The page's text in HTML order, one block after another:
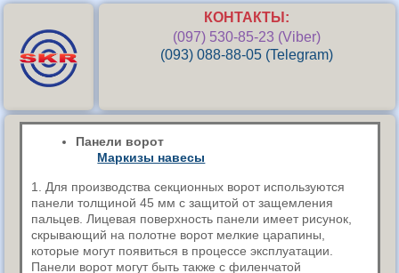
КОНТАКТЫ:
(097) 530-85-23 (Viber)
(093) 088-88-05 (Telegram)
Панели ворот
Маркизы навесы
1. Для производства секционных ворот используются
панели толщиной 45 мм с защитой от защемления
пальцев. Лицевая поверхность панели имеет рисунок,
скрывающий на полотне ворот мелкие царапины,
которые могут появиться в процессе эксплуатации.
Панели ворот могут быть также с филенчатой